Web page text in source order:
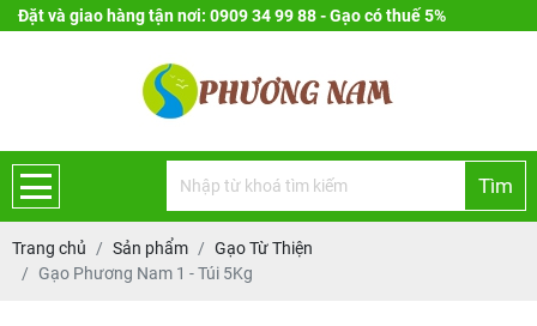
Đặt và giao hàng tận nơi: 0909 34 99 88 - Gạo có thuế 5%
Tìm
Trang chủ Sản phẩm
Gạo Từ Thiện
Gạo Phương Nam 1 - Túi 5Kg